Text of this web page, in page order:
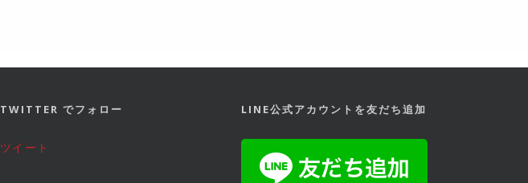
TWITTER でフォロー
ツイート
LINE公式アカウントを友だち追加